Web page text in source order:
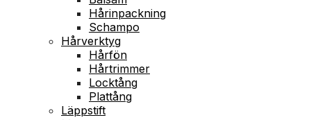
Hårinpackning
Schampo
Hårverktyg
Hårfön
Hårtrimmer
Locktång
Plattång
Läppstift